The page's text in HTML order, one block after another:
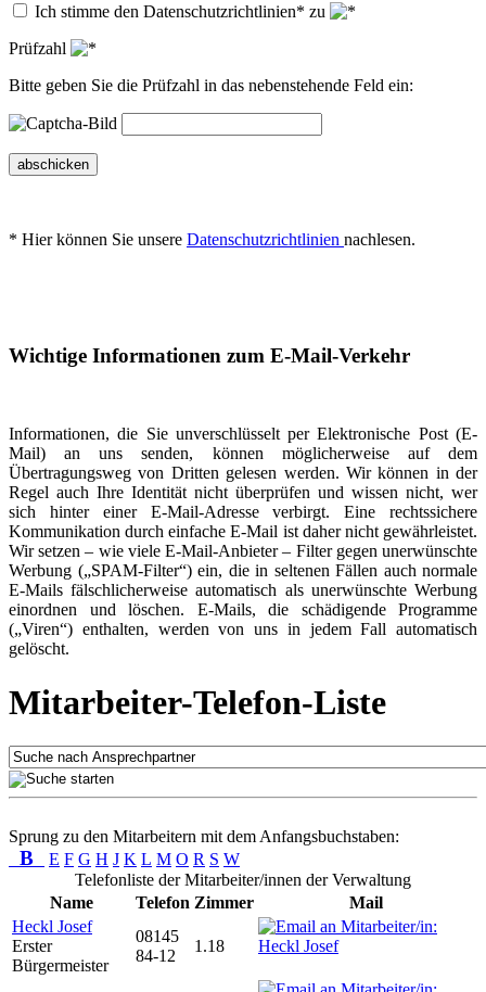
Ich stimme den Datenschutzrichtlinien* zu
Prüfzahl
Bitte geben Sie die Prüfzahl in das nebenstehende Feld ein:
abschicken
* Hier können Sie unsere Datenschutzrichtlinien nachlesen.
Wichtige Informationen zum E-Mail-Verkehr
Informationen, die Sie unverschlüsselt per Elektronische Post (E-
Mail) an uns senden, können möglicherweise auf dem
Übertragungsweg von Dritten gelesen werden. Wir können in der
Regel auch Ihre Identität nicht überprüfen und wissen nicht, wer
sich hinter einer E-Mail-Adresse verbirgt. Eine rechtssichere
Kommunikation durch einfache E-Mail ist daher nicht gewährleistet.
Wir setzen – wie viele E-Mail-Anbieter – Filter gegen unerwünschte
Werbung („SPAM-Filter“) ein, die in seltenen Fällen auch normale
E-Mails fälschlicherweise automatisch als unerwünschte Werbung
einordnen und löschen. E-Mails, die schädigende Programme
(„Viren“) enthalten, werden von uns in jedem Fall automatisch
gelöscht.
Mitarbeiter-Telefon-Liste
Sprung zu den Mitarbeitern mit dem Anfangsbuchstaben:
B E F G H J K L M O R S W
Telefonliste der Mitarbeiter/innen der Verwaltung
Name
Telefon Zimmer
Mail
Heckl Josef
Erster
Bürgermeister
08145
84-12
1.18